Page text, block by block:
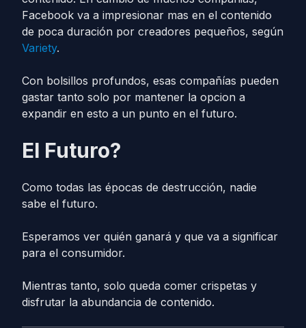
Facebook va a impresionar mas en el contenido
de poca duración por creadores pequeños, según
Variety.
Con bolsillos profundos, esas compañías pueden
gastar tanto solo por mantener la opcion a
expandir en esto a un punto en el futuro.
El Futuro?
Como todas las épocas de destrucción, nadie
sabe el futuro.
Esperamos ver quién ganará y que va a significar
para el consumidor.
Mientras tanto, solo queda comer crispetas y
disfrutar la abundancia de contenido.